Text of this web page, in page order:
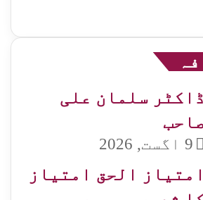
ڈاکٹر سلمان علی
صاحب
9 اگست, 2026
امتیاز الحق امتیاز